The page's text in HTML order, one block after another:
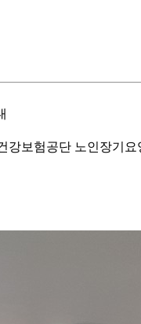
강보험공단 노인장기